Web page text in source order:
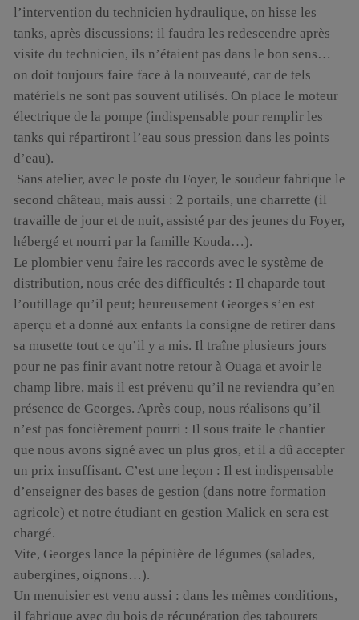
l’intervention du technicien hydraulique, on hisse les
tanks, après discussions; il faudra les redescendre après
visite du technicien, ils n’étaient pas dans le bon sens…
on doit toujours faire face à la nouveauté, car de tels
matériels ne sont pas souvent utilisés. On place le moteur
électrique de la pompe (indispensable pour remplir les
tanks qui répartiront l’eau sous pression dans les points
d’eau).
Sans atelier, avec le poste du Foyer, le soudeur fabrique le
second château, mais aussi : 2 portails, une charrette (il
travaille de jour et de nuit, assisté par des jeunes du Foyer,
hébergé et nourri par la famille Kouda…).
Le plombier venu faire les raccords avec le système de
distribution, nous crée des difficultés : Il chaparde tout
l’outillage qu’il peut; heureusement Georges s’en est
aperçu et a donné aux enfants la consigne de retirer dans
sa musette tout ce qu’il y a mis. Il traîne plusieurs jours
pour ne pas finir avant notre retour à Ouaga et avoir le
champ libre, mais il est prévenu qu’il ne reviendra qu’en
présence de Georges. Après coup, nous réalisons qu’il
n’est pas foncièrement pourri : Il sous traite le chantier
que nous avons signé avec un plus gros, et il a dû accepter
un prix insuffisant. C’est une leçon : Il est indispensable
d’enseigner des bases de gestion (dans notre formation
agricole) et notre étudiant en gestion Malick en sera est
chargé.
Vite, Georges lance la pépinière de légumes (salades,
aubergines, oignons…).
Un menuisier est venu aussi : dans les mêmes conditions,
il fabrique avec du bois de récupération des tabourets